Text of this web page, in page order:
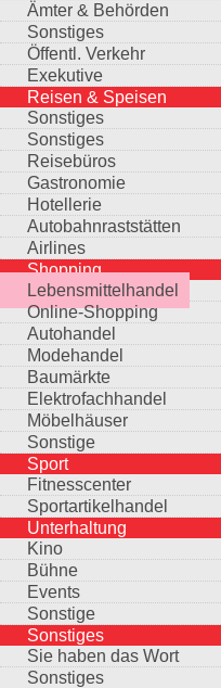
Ämter & Behörden
Sonstiges
Öffentl. Verkehr
Exekutive
Reisen & Speisen
Sonstiges
Sonstiges
Reisebüros
Gastronomie
Hotellerie
Autobahnraststätten
Airlines
Shopping
Lebensmittelhandel
Online-Shopping
Autohandel
Modehandel
Baumärkte
Elektrofachhandel
Möbelhäuser
Sonstige
Sport
Fitnesscenter
Sportartikelhandel
Unterhaltung
Kino
Bühne
Events
Sonstige
Sonstiges
Sie haben das Wort
Sonstiges